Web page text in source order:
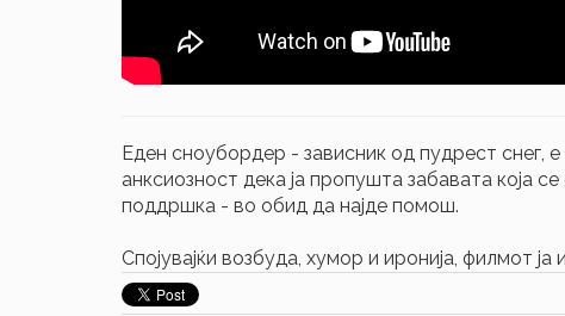
Еден сноубордер - зависник од пудрест снег,
анксиозност дека ја пропушта забавата која
поддршка - во обид да најде помош.
Спојувајќи возбуда, хумор и иронија, филмот